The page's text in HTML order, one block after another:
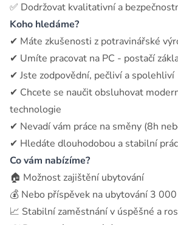
✅ Dodržovat kvalitativní a
Koho hledáme?
✔ Máte zkušenosti z potravinářské
✔ Umíte pracovat na PC - postačí
✔ Jste zodpovědní, pečliví a spolehliví
✔ Chcete se naučit obsluhovat
technologie
✔ Nevadí vám práce na směny (8h
✔ Hledáte dlouhodobou a stabilní
Co vám nabízíme?
🏠 Možnost zajištění ubytování
💰 Nebo příspěvek na ubytování 3
📈 Stabilní zaměstnání v úspěšné a